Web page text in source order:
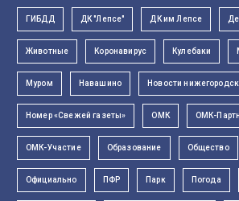
ГИБДД ДК "Лепсе" ДК им Лепсе
Животные Коронавирус Кулебаки
Муром Навашино Новости
Номер «Свежей газеты» ОМК ОМК-
ОМК-Участие Образование Общество
Официально ПФР Парк Погода